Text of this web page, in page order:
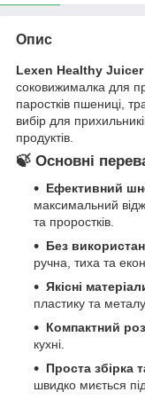
Опис
Lexen Healthy
соковижималка для
паростків пшениці,
вибір для
продуктів.
🍃 Основні
Ефективний
максимальний
та проростків.
Без
ручна, тиха та
Якісні
пластику та
Компактний
кухні.
Проста збірка
швидко миється